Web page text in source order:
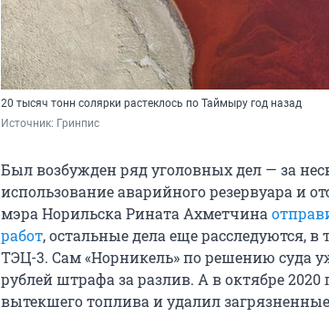
20 тысяч тонн солярки растеклось по Таймыру год назад
Источник: Гринпис
Был возбужден ряд уголовных дел — за
использование аварийного резервуара и
мэра Норильска Рината Ахметчина
работ, остальные дела еще расследуются,
ТЭЦ-3. Сам «Норникель» по решению суда
рублей штрафа за разлив. А в октябре 2020
вытекшего топлива и удалил